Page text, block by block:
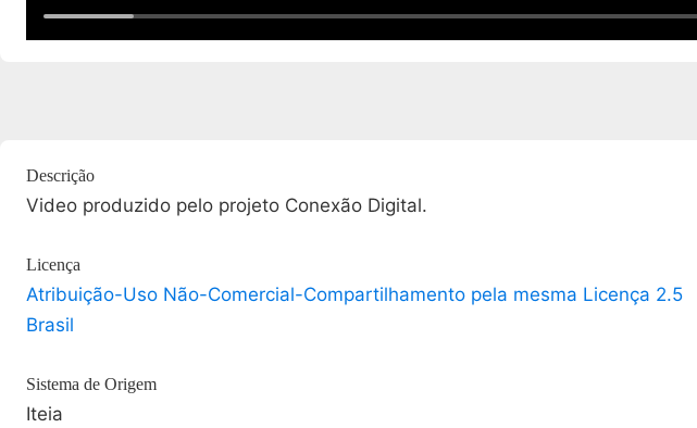
Descrição
Video produzido pelo projeto Conexão Digital.
Licença
Atribuição-Uso Não-Comercial-Compartilhamento pela mesma Licença 2.5
Brasil
Sistema de Origem
Iteia